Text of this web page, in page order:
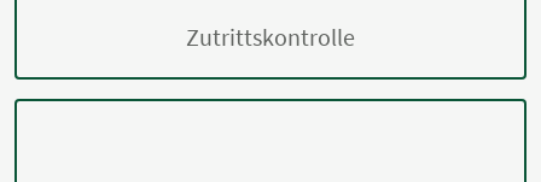
Zutrittskontrolle